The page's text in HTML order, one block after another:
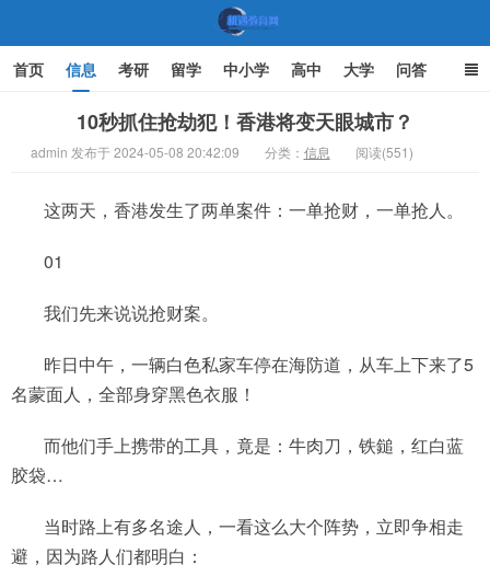
首页 信息 考研 留学 中小学 高中 大学 问答
家庭教育
10秒抓住抢劫犯！香港将变天眼城市？
admin 发布于 2024-05-08 20:42:09 分类： 信息 阅读(551)
这两天，香港发生了两单案件：一单抢财，一单抢人。
01
我们先来说说抢财案。
昨日中午，一辆白色私家车停在海防道，从车上下来了5
名蒙面人，全部身穿黑色衣服！
而他们手上携带的工具，竟是：牛肉刀，铁鎚，红白蓝
胶袋…
当时路上有多名途人，一看这么大个阵势，立即争相走
避，因为路人们都明白：